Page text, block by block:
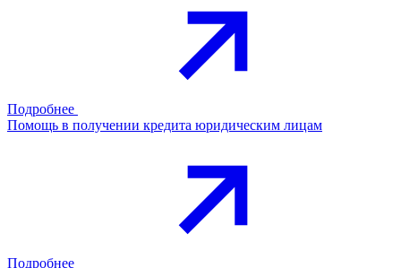
Подробнее
Помощь в получении кредита юридическим лицам
Подробнее